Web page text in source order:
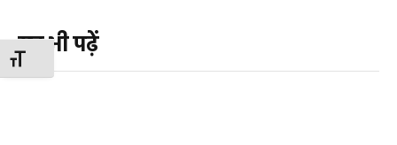
TOGGLE FONT SIZE
यह भी पढ़ें